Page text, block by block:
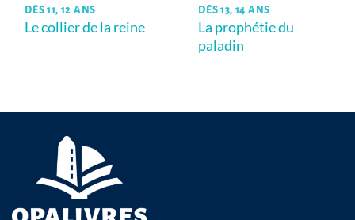
DÈS 11, 12 ANS
Le collier de la reine
DÈS 13, 14 ANS
La prophétie du
paladin